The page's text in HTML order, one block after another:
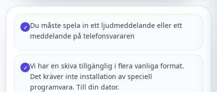
✓ Du måste spela in ett ljudmeddelande eller ett
meddelande på telefonsvararen
✓ Vi har en skiva tillgänglig i flera vanliga format.
Det kräver inte installation av speciell
programvara. Till din dator.